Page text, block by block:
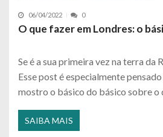
06/04/2022 0
O que fazer em Londres: o
Se é a sua primeira vez na terra da
Esse post é especialmente
mostro o básico do básico sobre o
SAIBA MAIS